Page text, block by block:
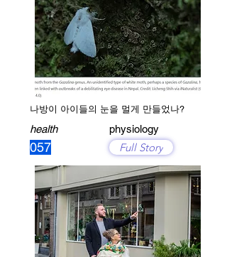
나방이 아이들의 눈을 멀게 만들었나?
health
057
physiology
Full Story